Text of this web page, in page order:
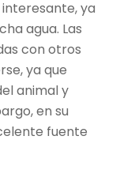
ya
agua. Las
con otros
ya que
animal y
en su
fuente